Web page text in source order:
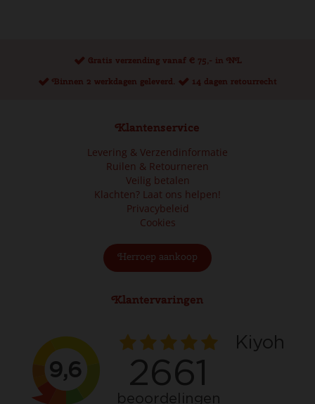
Gratis verzending vanaf € 75,- in NL
Binnen 2 werkdagen geleverd.
14 dagen retourrecht
Klantenservice
Levering & Verzendinformatie
Ruilen & Retourneren
Veilig betalen
Klachten? Laat ons helpen!
Privacybeleid
Cookies
Herroep aankoop
Klantervaringen